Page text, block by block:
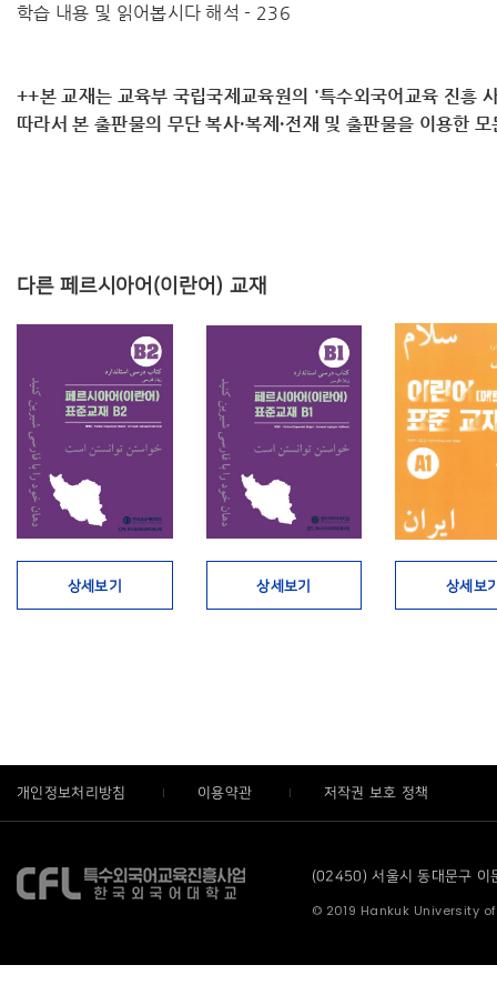
학습 내용 및 읽어봅시다 해석 - 236
++본 교재는 교육부 국립국제교육원의 '특수외국어교육 진흥
따라서 ​본 출판물의 무단 복사·복제·전재 및 출판물을 이용한
다른 페르시아어(이란어) 교재
상세보기 상세보기 상세보
개인정보처리방침 이용약관 저작권 보호 정책
(02450) 서울시 동대문구
© 2019 Hankuk University